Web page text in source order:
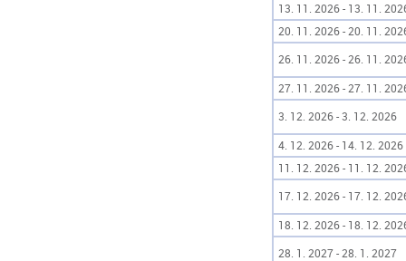
13. 11. 2026 - 13. 11.
20. 11. 2026 - 20. 11.
26. 11. 2026 - 26. 11.
27. 11. 2026 - 27. 11.
3. 12. 2026 - 3. 12. 2026
4. 12. 2026 - 14. 12. 2026
11. 12. 2026 - 11. 12.
17. 12. 2026 - 17. 12.
18. 12. 2026 - 18. 12.
28. 1. 2027 - 28. 1. 2027